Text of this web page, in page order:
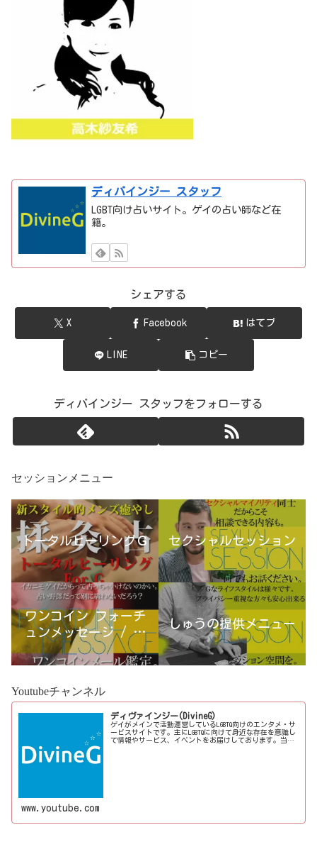
ディバインジー スタッフ
LGBT向け占いサイト。ゲイの占い師など在
籍。
シェアする
X Facebook はてブ
LINE コピー
ディバインジー スタッフをフォローする
セッションメニュー
トータルヒーリングＧ セクシャルセッション
ワンコイン フォーチ
ュンメッセージ / 古
宮優雨
しゅうの提供メニュー
Youtubeチャンネル
ディヴァインジー(DivineG)
ゲイがメインで活動運営しているLGBTQ向けのエンタメ・サ
ービスサイトです。主にLGBTQに向けて身近な存在を意識し
て情報やサービス、イベントをお届けしております。当事
www.youtube.com